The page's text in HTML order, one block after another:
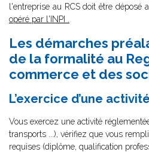
l'entreprise au RCS doit être déposé
opéré par l'INPI
Les démarches
de la formalité au
commerce et des
L’exercice d’une
Vous exercez une activité
transports ...), vérifiez que vous
requises (diplôme, qualification